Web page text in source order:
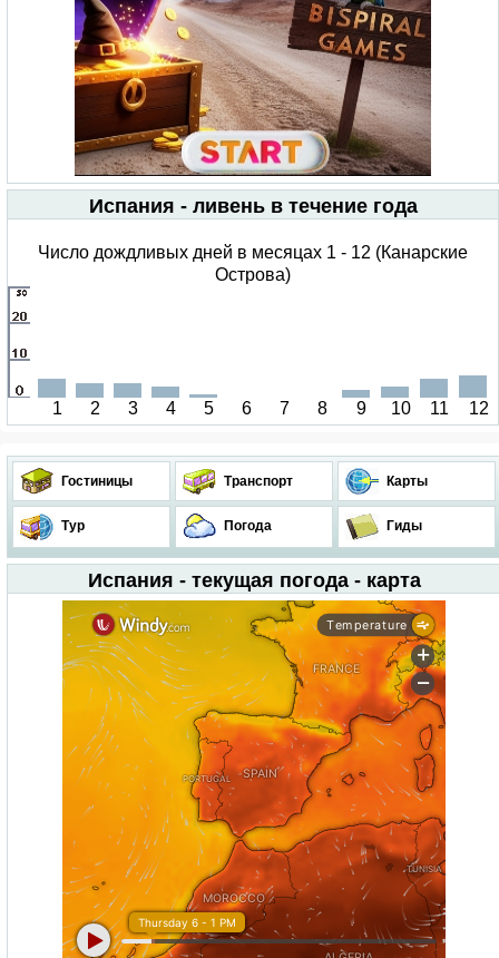
Испания - ливень в течение года
Число дождливых дней в месяцах 1 - 12 (Канарские
Острова)
1 2 3 4 5 6 7 8 9 10 11 12
Гостиницы Транспорт Карты
Тур Погода Гиды
Испания - текущая погода - карта